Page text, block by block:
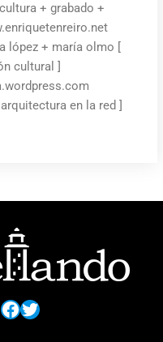
+ grabado +
lópez + maría olmo [
cultural ]
en la red ]
Facebook
Twitter